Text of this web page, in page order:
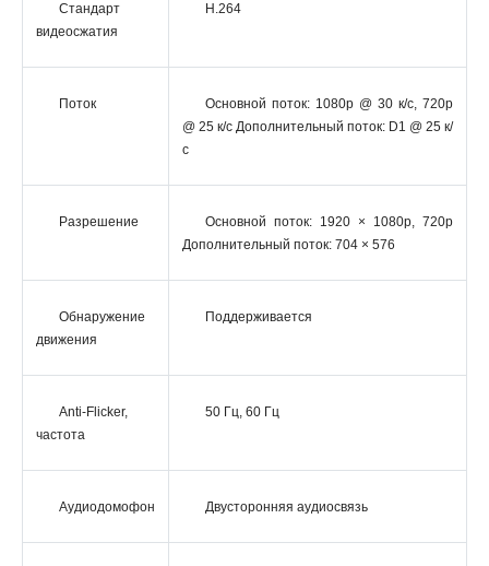
Стандарт
видеосжатия
H.264
Поток
Основной поток: 1080p @ 30 к/с, 720p
@ 25 к/с Дополнительный поток: D1 @ 25 к/
с
Разрешение
Основной поток: 1920 × 1080p, 720p
Дополнительный поток: 704 × 576
Обнаружение
движения
Поддерживается
Anti-Flicker,
частота
50 Гц, 60 Гц
Аудиодомофон Двусторонняя аудиосвязь